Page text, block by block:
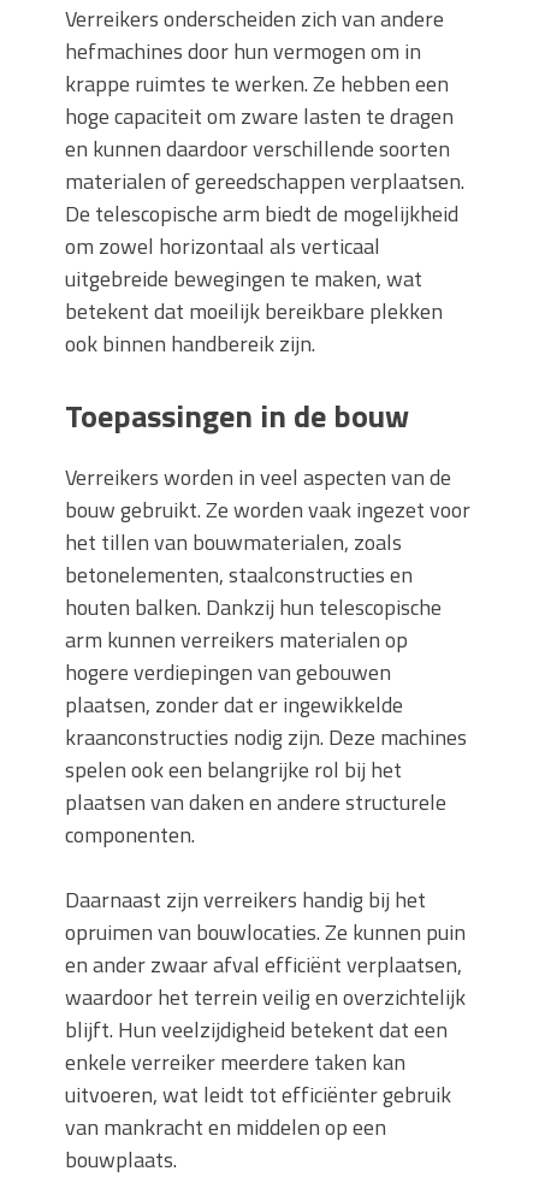
Verreikers onderscheiden zich van andere
hefmachines door hun vermogen om in
krappe ruimtes te werken. Ze hebben een
hoge capaciteit om zware lasten te dragen
en kunnen daardoor verschillende soorten
materialen of gereedschappen verplaatsen.
De telescopische arm biedt de mogelijkheid
om zowel horizontaal als verticaal
uitgebreide bewegingen te maken, wat
betekent dat moeilijk bereikbare plekken
ook binnen handbereik zijn.
Toepassingen in de bouw
Verreikers worden in veel aspecten van de
bouw gebruikt. Ze worden vaak ingezet voor
het tillen van bouwmaterialen, zoals
betonelementen, staalconstructies en
houten balken. Dankzij hun telescopische
arm kunnen verreikers materialen op
hogere verdiepingen van gebouwen
plaatsen, zonder dat er ingewikkelde
kraanconstructies nodig zijn. Deze machines
spelen ook een belangrijke rol bij het
plaatsen van daken en andere structurele
componenten.
Daarnaast zijn verreikers handig bij het
opruimen van bouwlocaties. Ze kunnen puin
en ander zwaar afval efficiënt verplaatsen,
waardoor het terrein veilig en overzichtelijk
blijft. Hun veelzijdigheid betekent dat een
enkele verreiker meerdere taken kan
uitvoeren, wat leidt tot efficiënter gebruik
van mankracht en middelen op een
bouwplaats.